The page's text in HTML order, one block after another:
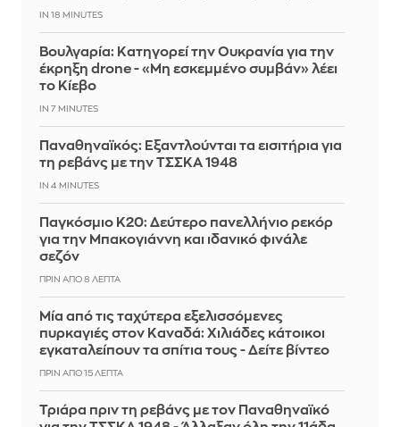
IN 18 MINUTES
Βουλγαρία: Κατηγορεί την Ουκρανία για την
έκρηξη drone - «Μη εσκεμμένο συμβάν» λέει
το Κίεβο
IN 7 MINUTES
Παναθηναϊκός: Εξαντλούνται τα εισιτήρια για
τη ρεβάνς με την ΤΣΣΚΑ 1948
IN 4 MINUTES
Παγκόσμιο Κ20: Δεύτερο πανελλήνιο ρεκόρ
για την Μπακογιάννη και ιδανικό φινάλε
σεζόν
ΠΡΙΝ ΑΠΌ 8 ΛΕΠΤΆ
Μία από τις ταχύτερα εξελισσόμενες
πυρκαγιές στον Καναδά: Χιλιάδες κάτοικοι
εγκαταλείπουν τα σπίτια τους - Δείτε βίντεο
ΠΡΙΝ ΑΠΌ 15 ΛΕΠΤΆ
Τριάρα πριν τη ρεβάνς με τον Παναθηναϊκό